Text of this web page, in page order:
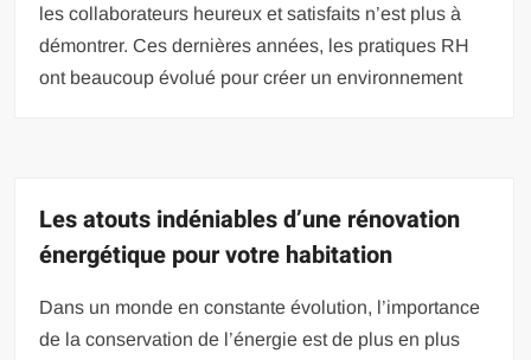
les collaborateurs heureux et satisfaits n’est plus à
démontrer. Ces dernières années, les pratiques RH
ont beaucoup évolué pour créer un environnement
Les atouts indéniables d’une rénovation
énergétique pour votre habitation
Dans un monde en constante évolution, l’importance
de la conservation de l’énergie est de plus en plus